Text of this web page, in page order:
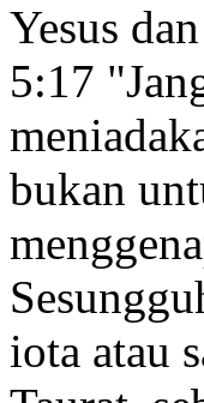
Yesus
5:17
bukan
iota atau